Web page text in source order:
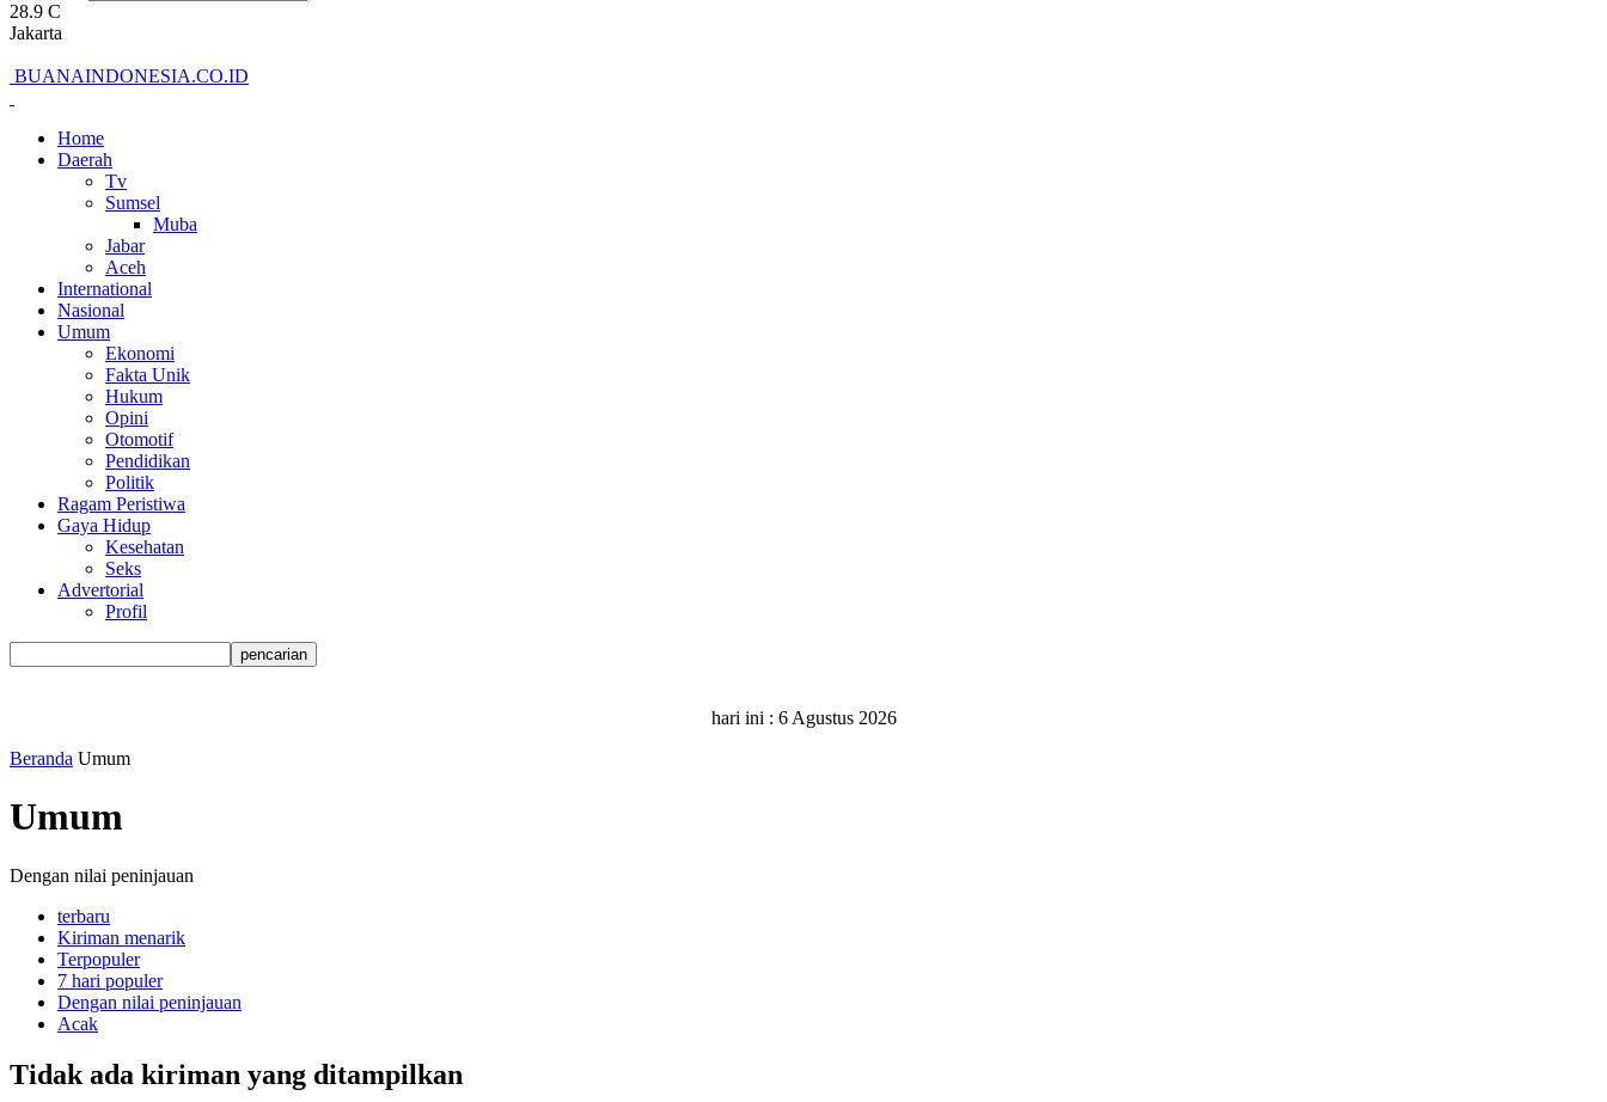
28.9 C
Jakarta
BUANAINDONESIA.CO.ID
Home
Daerah
Tv
Sumsel
Muba
Jabar
Aceh
International
Nasional
Umum
Ekonomi
Fakta Unik
Hukum
Opini
Otomotif
Pendidikan
Politik
Ragam Peristiwa
Gaya Hidup
Kesehatan
Seks
Advertorial
Profil
hari ini : 6 Agustus 2026
Beranda Umum
Umum
Dengan nilai peninjauan
terbaru
Kiriman menarik
Terpopuler
7 hari populer
Dengan nilai peninjauan
Acak
Tidak ada kiriman yang ditampilkan